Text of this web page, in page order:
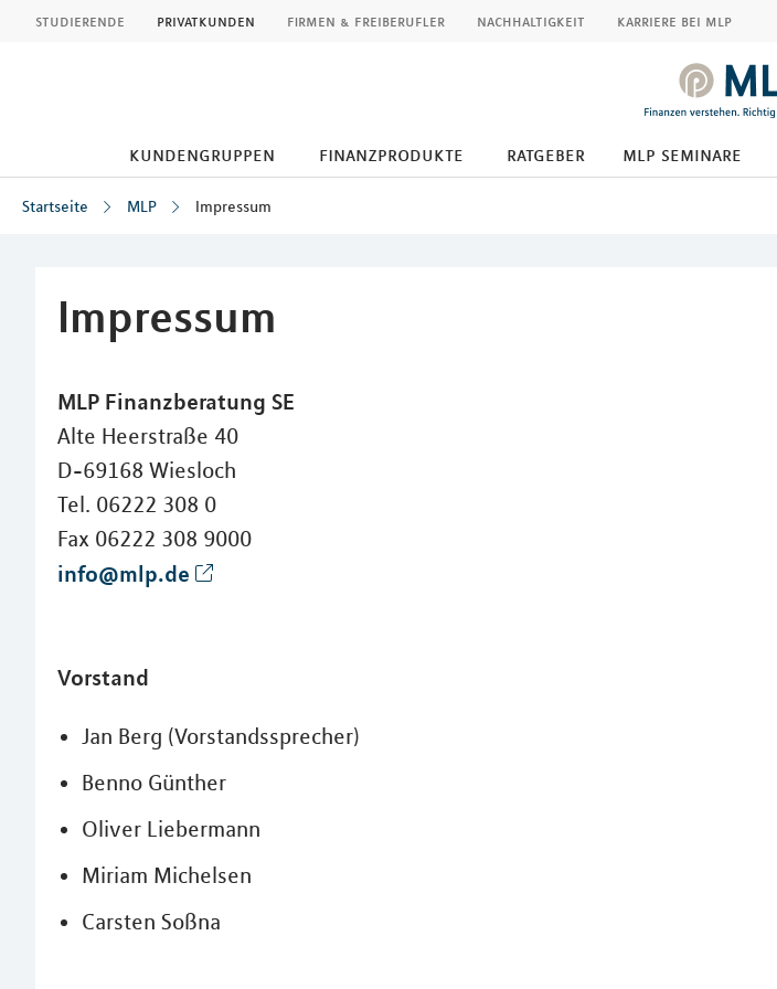
studierende privatkunden firmen & freiberufler nachhaltigkeit karriere bei mlp
kundengruppen finanzprodukte ratgeber mlp seminare
Startseite MLP Impressum
Impressum
MLP Finanzberatung SE
Alte Heerstraße 40
D-69168 Wiesloch
Tel. 06222 308 0
Fax 06222 308 9000
info@mlp.de
Vorstand
Jan Berg (Vorstandssprecher)
Benno Günther
Oliver Liebermann
Miriam Michelsen
Carsten Soßna